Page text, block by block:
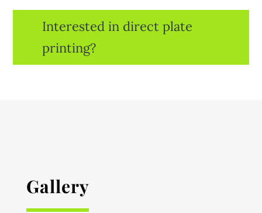
Interested in direct plate
printing?
Gallery